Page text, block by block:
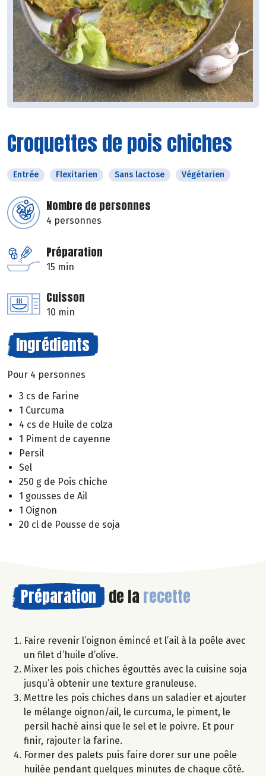
Croquettes de pois chiches
Entrée Flexitarien Sans lactose Végétarien
Nombre de personnes
4 personnes
Préparation
15 min
Cuisson
10 min
Ingrédients
Pour 4 personnes
3 cs de Farine
1 Curcuma
4 cs de Huile de colza
1 Piment de cayenne
Persil
Sel
250 g de Pois chiche
1 gousses de Ail
1 Oignon
20 cl de Pousse de soja
Préparation de la recette
Faire revenir l’oignon émincé et l’ail à la poêle avec
un filet d’huile d’olive.
Mixer les pois chiches égouttés avec la cuisine soja
jusqu’à obtenir une texture granuleuse.
Mettre les pois chiches dans un saladier et ajouter
le mélange oignon/ail, le curcuma, le piment, le
persil haché ainsi que le sel et le poivre. Et pour
finir, rajouter la farine.
Former des palets puis faire dorer sur une poêle
huilée pendant quelques minutes de chaque côté.